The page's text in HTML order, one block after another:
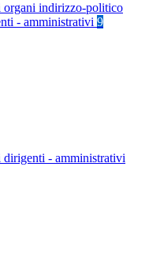
organi indirizzo-politico
- amministrativi 9
dirigenti - amministrativi